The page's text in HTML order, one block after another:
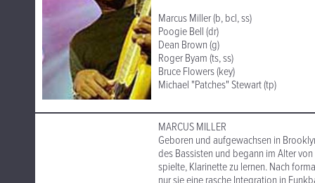
Marcus Miller (b, bcl, ss)
Poogie Bell (dr)
Dean Brown (g)
Roger Byam (ts, ss)
Bruce Flowers (key)
Michael "Patches" Stewart (tp)
MARCUS MILLER
Geboren und aufgewachsen in
des Bassisten und begann im Alter
spielte, Klarinette zu lernen. Nach